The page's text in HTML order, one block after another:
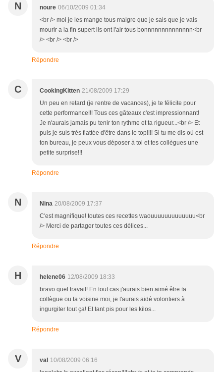
N noure 06/10/2009 01:34
<br /> moi je les mange tous malgre que je sais que je vais
mourir a la fin supert ils ont l'air tous bonnnnnnnnnnnnnn<br
/> <br /> <br />
Répondre
C CookingKitten 21/08/2009 17:29
Un peu en retard (je rentre de vacances), je te félicite pour
cette performance!!! Tous ces gâteaux c'est impressionnant!
Je n'aurais jamais pu tenir ton rythme et ta rigueur...<br /> Et
puis je suis très flattée d'être dans le top!!!! Si tu me dis où est
ton bureau, je peux vous déposer à toi et tes collègues une
petite surprise!!!
Répondre
N Nina 20/08/2009 17:37
C'est magnifique! toutes ces recettes waouuuuuuuuuuuuu<br
/> Merci de partager toutes ces délices...
Répondre
H helene06 12/08/2009 18:33
bravo quel travail! En tout cas j'aurais bien aimé être ta
collègue ou ta voisine moi, je t'aurais aidé volontiers à
ingurgiter tout ça! Et tant pis pour les kilos...
Répondre
V val 10/08/2009 06:16